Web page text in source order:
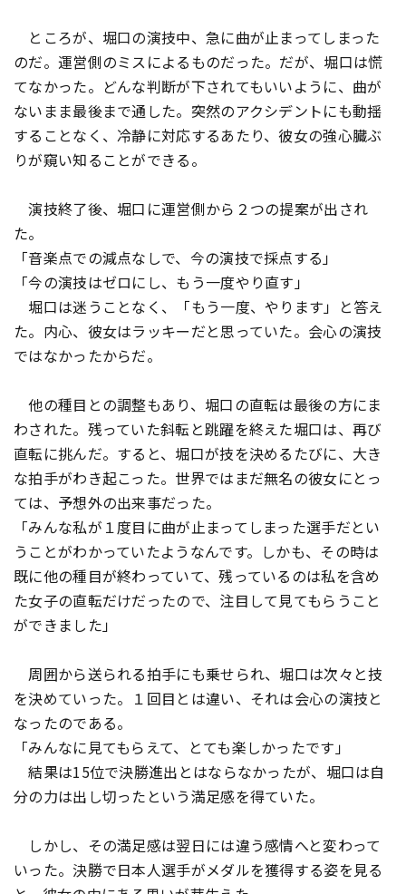
ところが、堀口の演技中、急に曲が止まってしまった
のだ。運営側のミスによるものだった。だが、堀口は慌
てなかった。どんな判断が下されてもいいように、曲が
ないまま最後まで通した。突然のアクシデントにも動揺
することなく、冷静に対応するあたり、彼女の強心臓ぶ
りが窺い知ることができる。
演技終了後、堀口に運営側から２つの提案が出され
た。
「音楽点での減点なしで、今の演技で採点する」
「今の演技はゼロにし、もう一度やり直す」
堀口は迷うことなく、「もう一度、やります」と答え
た。内心、彼女はラッキーだと思っていた。会心の演技
ではなかったからだ。
他の種目との調整もあり、堀口の直転は最後の方にま
わされた。残っていた斜転と跳躍を終えた堀口は、再び
直転に挑んだ。すると、堀口が技を決めるたびに、大き
な拍手がわき起こった。世界ではまだ無名の彼女にとっ
ては、予想外の出来事だった。
「みんな私が１度目に曲が止まってしまった選手だとい
うことがわかっていたようなんです。しかも、その時は
既に他の種目が終わっていて、残っているのは私を含め
た女子の直転だけだったので、注目して見てもらうこと
ができました」
周囲から送られる拍手にも乗せられ、堀口は次々と技
を決めていった。１回目とは違い、それは会心の演技と
なったのである。
「みんなに見てもらえて、とても楽しかったです」
結果は15位で決勝進出とはならなかったが、堀口は自
分の力は出し切ったという満足感を得ていた。
しかし、その満足感は翌日には違う感情へと変わって
いった。決勝で日本人選手がメダルを獲得する姿を見る